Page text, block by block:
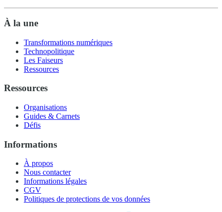
À la une
Transformations numériques
Technopolitique
Les Faiseurs
Ressources
Ressources
Organisations
Guides & Carnets
Défis
Informations
À propos
Nous contacter
Informations légales
CGV
Politiques de protections de vos données